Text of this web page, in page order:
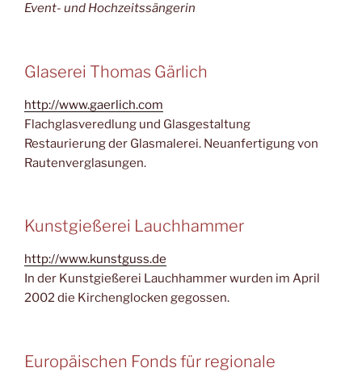
Event- und Hochzeitssängerin
Glaserei Thomas Gärlich
http://www.gaerlich.com
Flachglasveredlung und Glasgestaltung
Restaurierung der Glasmalerei. Neuanfertigung von
Rautenverglasungen.
Kunstgießerei Lauchhammer
http://www.kunstguss.de
In der Kunstgießerei Lauchhammer wurden im April
2002 die Kirchenglocken gegossen.
Europäischen Fonds für regionale